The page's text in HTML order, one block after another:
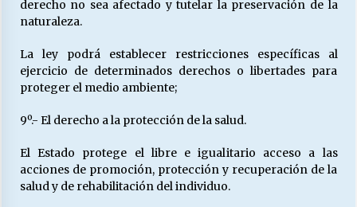
derecho no sea afectado y tutelar la preservación de la
naturaleza.
La ley podrá establecer restricciones específicas al
ejercicio de determinados derechos o libertades para
proteger el medio ambiente;
9º.- El derecho a la protección de la salud.
El Estado protege el libre e igualitario acceso a las
acciones de promoción, protección y recuperación de la
salud y de rehabilitación del individuo.